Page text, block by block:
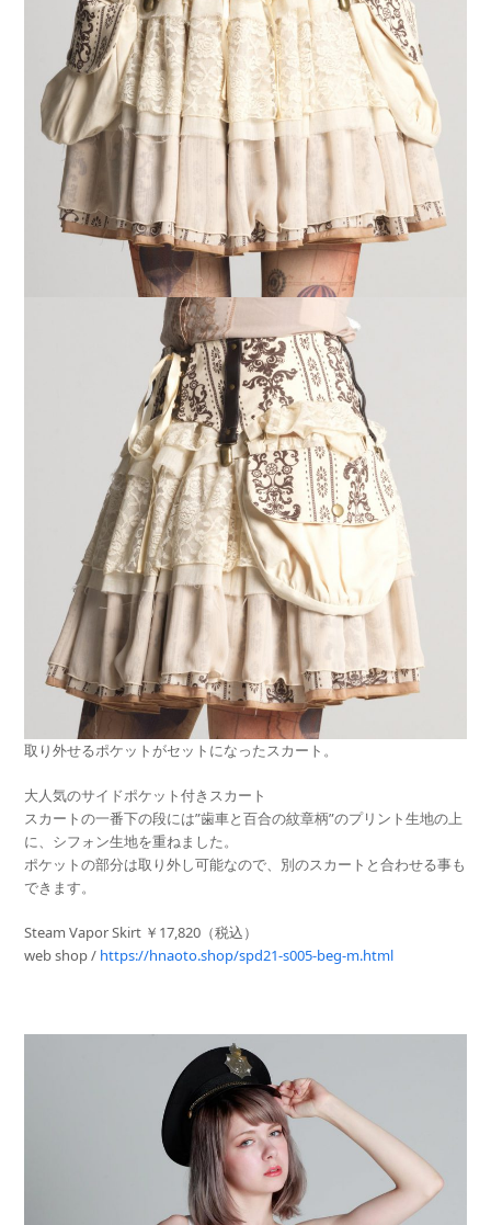
取り外せるポケットがセットになったスカート。
大人気のサイドポケット付きスカート
スカートの一番下の段には”歯車と百合の紋章柄”のプリント生地の上
に、シフォン生地を重ねました。
ポケットの部分は取り外し可能なので、別のスカートと合わせる事も
できます。
Steam Vapor Skirt ￥17,820（税込）
web shop / https://hnaoto.shop/spd21-s005-beg-m.html